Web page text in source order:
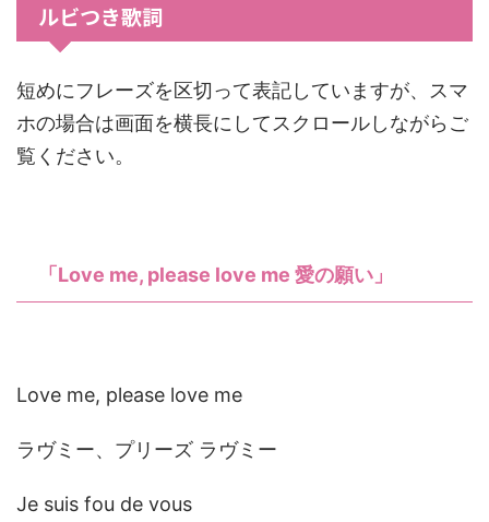
ルビつき歌詞
短めにフレーズを区切って表記していますが、スマ
ホの場合は画面を横長にしてスクロールしながらご
覧ください。
「Love me, please love me 愛の願い」
Love me, please love me
ラヴミー、プリーズ ラヴミー
Je suis fou de vous